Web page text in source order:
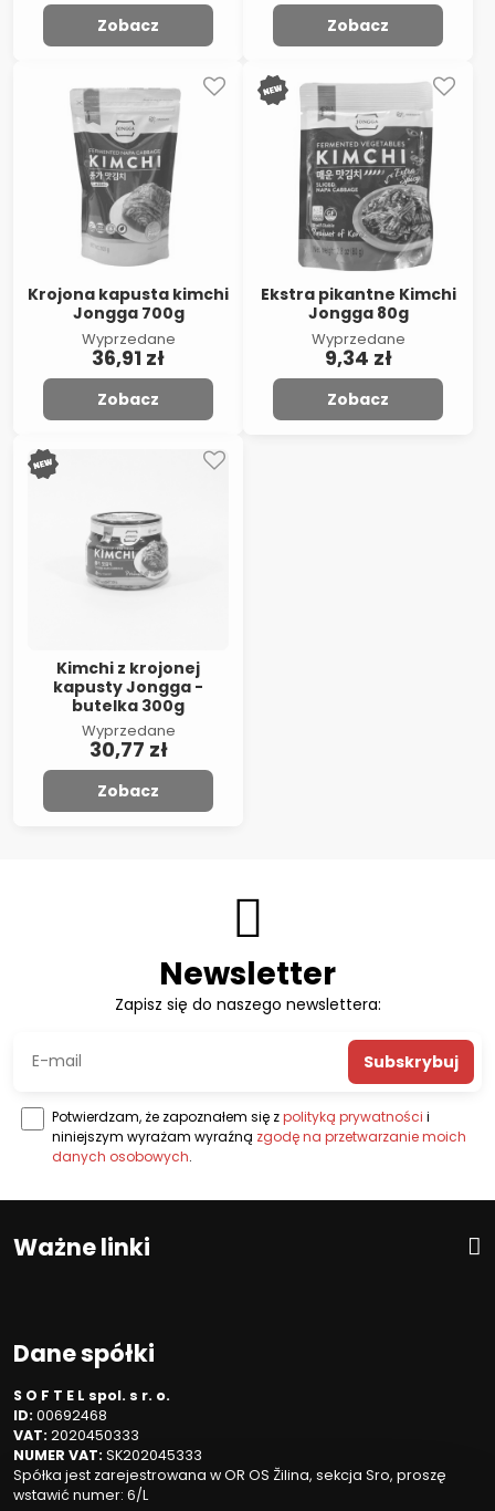
Zobacz Zobacz
Krojona kapusta kimchi
Jongga 700g
Wyprzedane
36,91 zł
Zobacz
Ekstra pikantne Kimchi
Jongga 80g
Wyprzedane
9,34 zł
Zobacz
Kimchi z krojonej
kapusty Jongga -
butelka 300g
Wyprzedane
30,77 zł
Zobacz
Newsletter
Zapisz się do naszego newslettera:
Subskrybuj
Potwierdzam, że zapoznałem się zpolityką prywatności i
niniejszym wyrażam wyraźną zgodę na przetwarzanie moich
danych osobowych.
Ważne linki
Dane spółki
S O F T E L spol. s r. o.
ID: 00692468
VAT: 2020450333
NUMER VAT: SK202045333
Spółka jest zarejestrowana w OR OS Žilina, sekcja Sro, proszę
wstawić numer: 6/L